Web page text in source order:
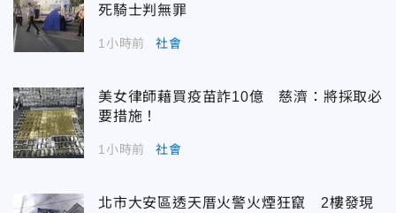
死騎士判無罪
1小時前 社會
美女律師藉買疫苗詐10億 慈濟：將採取必
要措施！
1小時前 社會
北市大安區透天厝火警火煙狂竄 2樓發現